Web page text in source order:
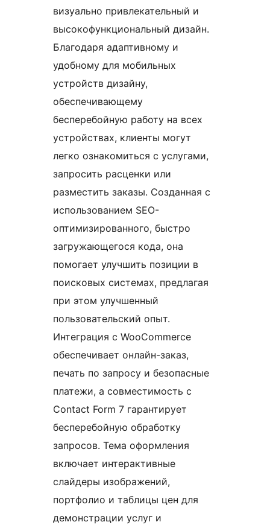
визуально привлекательный и
высокофункциональный дизайн.
Благодаря адаптивному и
удобному для мобильных
устройств дизайну,
обеспечивающему
бесперебойную работу на всех
устройствах, клиенты могут
легко ознакомиться с услугами,
запросить расценки или
разместить заказы. Созданная с
использованием SEO-
оптимизированного, быстро
загружающегося кода, она
помогает улучшить позиции в
поисковых системах, предлагая
при этом улучшенный
пользовательский опыт.
Интеграция с WooCommerce
обеспечивает онлайн-заказ,
печать по запросу и безопасные
платежи, а совместимость с
Contact Form 7 гарантирует
бесперебойную обработку
запросов. Тема оформления
включает интерактивные
слайдеры изображений,
портфолио и таблицы цен для
демонстрации услуг и